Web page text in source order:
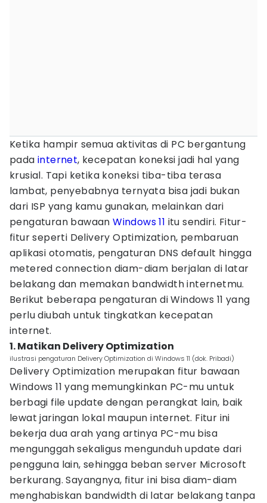
Ketika hampir semua aktivitas di PC bergantung
pada internet, kecepatan koneksi jadi hal yang
krusial. Tapi ketika koneksi tiba-tiba terasa
lambat, penyebabnya ternyata bisa jadi bukan
dari ISP yang kamu gunakan, melainkan dari
pengaturan bawaanWindows 11 itu sendiri. Fitur-
fitur seperti Delivery Optimization, pembaruan
aplikasi otomatis, pengaturan DNS default hingga
metered connection diam-diam berjalan di latar
belakang dan memakan bandwidth internetmu.
Berikut beberapa pengaturan di Windows 11 yang
perlu diubah untuk tingkatkan kecepatan
internet.
1. Matikan Delivery Optimization
ilustrasi pengaturan Delivery Optimization di Windows 11 (dok. Pribadi)
Delivery Optimization merupakan fitur bawaan
Windows 11 yang memungkinkan PC-mu untuk
berbagi file update dengan perangkat lain, baik
lewat jaringan lokal maupun internet. Fitur ini
bekerja dua arah yang artinya PC-mu bisa
mengunggah sekaligus mengunduh update dari
pengguna lain, sehingga beban server Microsoft
berkurang. Sayangnya, fitur ini bisa diam-diam
menghabiskan bandwidth di latar belakang tanpa